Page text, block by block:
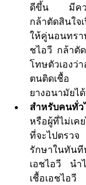
ดีขึ้น มีควา
กล้าตัดสินใจ
ให้คู่นอนทรา
ชไอวี กล้าตั
โทษตัวเองว่
ตนติดเชื้อ เ
ยางอนามัยไ
สำหรับคนทั่ว
หรือผู้ที่ไม่เค
ที่จะไปตรว
รักษาในทันที
เอชไอวี นำ
เชื้อเอชไอวี